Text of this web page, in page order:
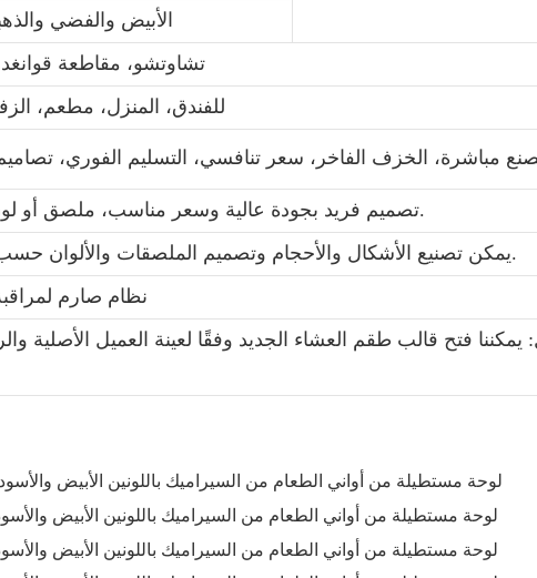
الأبيض والفضي
تشاوتشو، مقاطعة
للفندق، المنزل، مطعم،
2. تصميم فريد بجودة عالية وسعر مناسب، ملصق أو لون مزجج.
3. يمكن تصنيع الأشكال والأحجام وتصميم الملصقات والألوان حسب الطلب.
4. نظام صارم